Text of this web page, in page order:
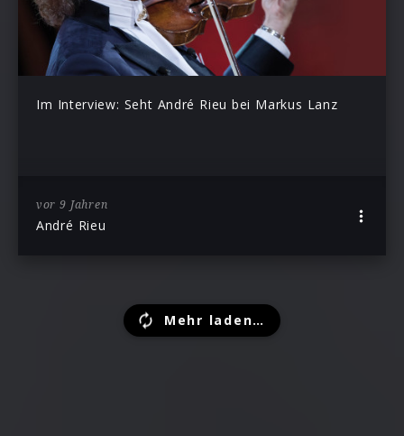
Im Interview: Seht André Rieu bei Markus Lanz
vor 9 Jahren
André Rieu
Mehr laden…